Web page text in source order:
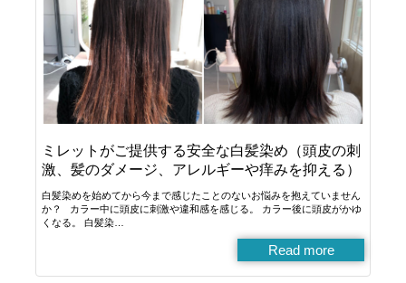
ミレットがご提供する安全な白髪染め（頭皮の刺
激、髪のダメージ、アレルギーや痒みを抑える）
白髪染めを始めてから今まで感じたことのないお悩みを抱えていません
か？ カラー中に頭皮に刺激や違和感を感じる。 カラー後に頭皮がかゆ
くなる。 白髪染…
Read more